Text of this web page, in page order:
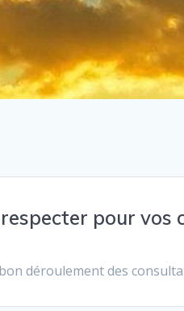
respecter pour
déroulement des